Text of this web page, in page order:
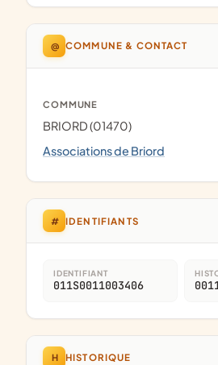
@ COMMUNE & CONTACT
COMMUNE
BRIORD (01470)
Associations de Briord
# IDENTIFIANTS
IDENTIFIANT
011S0011003406
H HISTORIQUE